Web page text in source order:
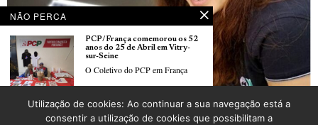
Trois talents d’origine portugaise distingués dans le classement Choiseul Hauts-de-
France
ANTÓNIO MARRUCHO
NÃO PERCA
PCP/França comemorou os 52
anos do 25 de Abril em Vitry-
sur-Seine
O Coletivo do PCP em França
PCP organiza “Arraial da
Liberdade” em Vitry-sur-Seine
Utilização de cookies: Ao continuar a sua navegação está a
consentir a utilização de cookies que possibilitam a